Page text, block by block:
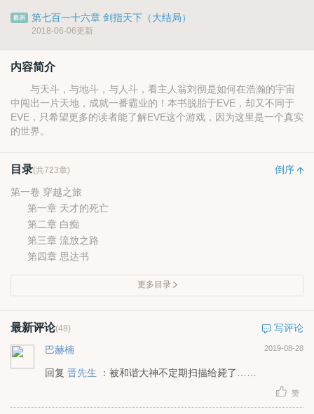
第七百一十六章 剑指天下（大结局）
2018-06-06更新
内容简介
与天斗，与地斗，与人斗，看主人翁刘彻是如何在浩瀚的宇宙
中闯出一片天地，成就一番霸业的！本书脱胎于EVE，却又不同于
EVE，只希望更多的读者能了解EVE这个游戏，因为这里是一个真实
的世界。
目录(共723章)
倒序
第一卷 穿越之旅
第一章 天才的死亡
第二章 白痴
第三章 流放之路
第四章 思达书
更多目录
最新评论(48)
写评论
巴赫楠
2019-08-28
回复 晋先生 ：被和谐大神不定期扫描给毙了……
赞